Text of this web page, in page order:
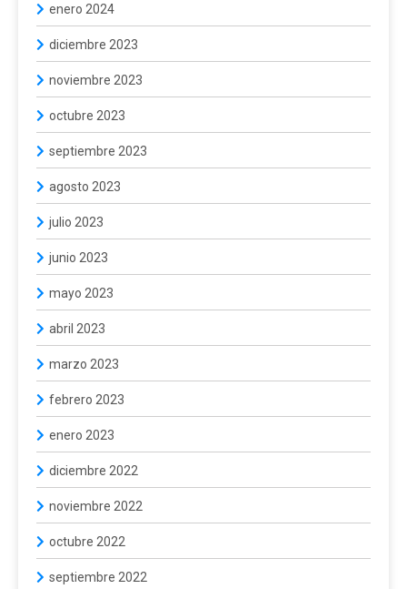
enero 2024
diciembre 2023
noviembre 2023
octubre 2023
septiembre 2023
agosto 2023
julio 2023
junio 2023
mayo 2023
abril 2023
marzo 2023
febrero 2023
enero 2023
diciembre 2022
noviembre 2022
octubre 2022
septiembre 2022